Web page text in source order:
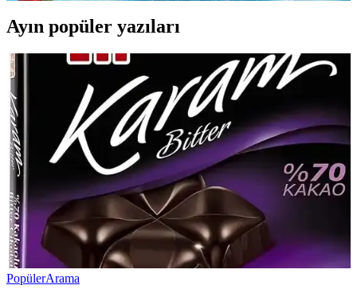
Ayın popüler yazıları
PopülerArama